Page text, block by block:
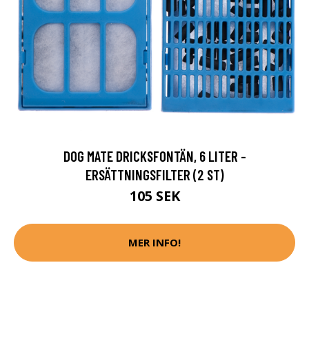
DOG MATE DRICKSFONTÄN, 6 LITER -
ERSÄTTNINGSFILTER (2 ST)
105 SEK
MER INFO!